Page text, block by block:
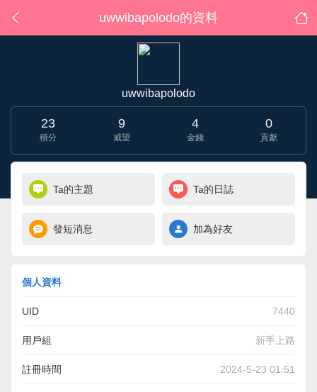
uwwibapolodo的資料
uwwibapolodo
23
積分
9
威望
4
金錢
0
貢獻
Ta的主題 Ta的日誌
發短消息 加為好友
個人資料
UID 7440
用戶組 新手上路
註冊時間 2024-5-23 01:51